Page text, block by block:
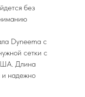
без
Dyneema c
сетки с
Длина
и надежно